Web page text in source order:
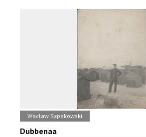
Wacław Szpakowski
Dubbenaa